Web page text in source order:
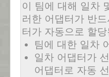
이 팀에 대해 일차
러한 어댑터가 반
터가 자동으로 할당
팀에 대한 일차
일차 어댑터가
어댑터로 자동